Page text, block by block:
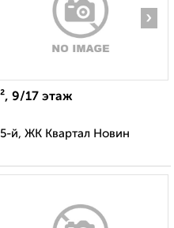
›
9/17 этаж
й, ЖК Квартал Новин